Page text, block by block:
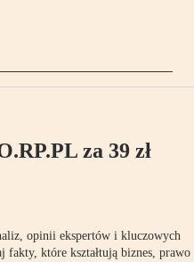
za 39 zł
opinii ekspertów i kluczowych
fakty, które kształtują biznes, prawo